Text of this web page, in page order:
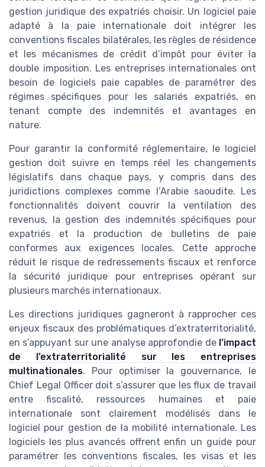
gestion juridique des expatriés choisir. Un logiciel paie
adapté à la paie internationale doit intégrer les
conventions fiscales bilatérales, les règles de résidence
et les mécanismes de crédit d’impôt pour éviter la
double imposition. Les entreprises internationales ont
besoin de logiciels paie capables de paramétrer des
régimes spécifiques pour les salariés expatriés, en
tenant compte des indemnités et avantages en
nature.
Pour garantir la conformité réglementaire, le logiciel
gestion doit suivre en temps réel les changements
législatifs dans chaque pays, y compris dans des
juridictions complexes comme l’Arabie saoudite. Les
fonctionnalités doivent couvrir la ventilation des
revenus, la gestion des indemnités spécifiques pour
expatriés et la production de bulletins de paie
conformes aux exigences locales. Cette approche
réduit le risque de redressements fiscaux et renforce
la sécurité juridique pour entreprises opérant sur
plusieurs marchés internationaux.
Les directions juridiques gagneront à rapprocher ces
enjeux fiscaux des problématiques d’extraterritorialité,
en s’appuyant sur une analyse approfondie de l’impact
de l’extraterritorialité sur les entreprises
multinationales. Pour optimiser la gouvernance, le
Chief Legal Officer doit s’assurer que les flux de travail
entre fiscalité, ressources humaines et paie
internationale sont clairement modélisés dans le
logiciel pour gestion de la mobilité internationale. Les
logiciels les plus avancés offrent enfin un guide pour
paramétrer les conventions fiscales, les visas et les